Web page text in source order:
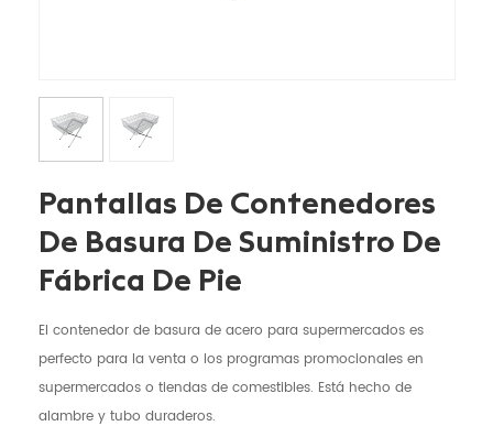
Pantallas De Contenedores
De Basura De Suministro De
Fábrica De Pie
El contenedor de basura de acero para supermercados es
perfecto para la venta o los programas promocionales en
supermercados o tiendas de comestibles. Está hecho de
alambre y tubo duraderos.